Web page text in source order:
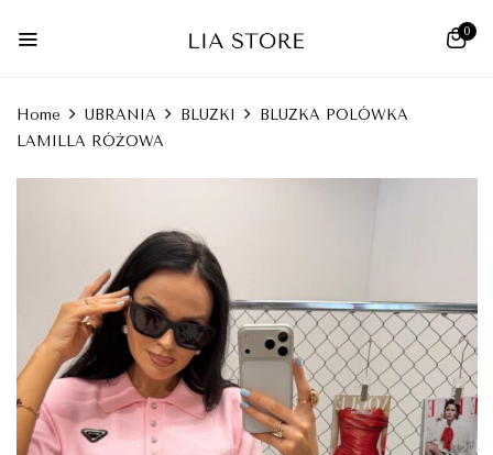
0
Home UBRANIA BLUZKI
BLUZKA POLÓWKA
LAMILLA RÓŻOWA